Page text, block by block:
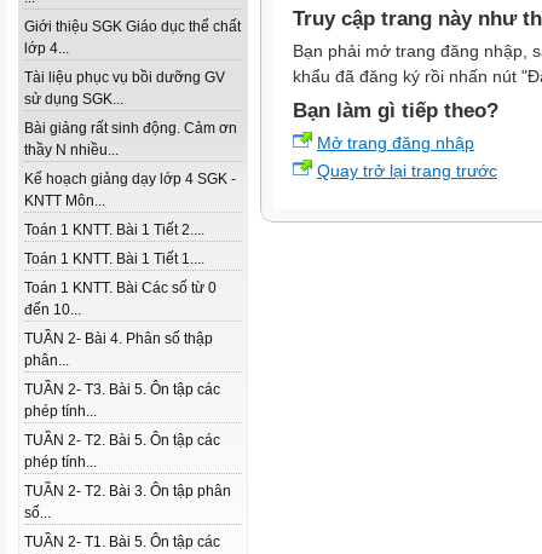
Giới thiệu SGK Giáo dục thể chất
lớp 4...
Tài liệu phục vụ bồi dưỡng GV
sử dụng SGK...
Bài giảng rất sinh động. Cảm ơn
thầy N nhiều...
Kế hoạch giảng dạy lớp 4 SGK -
KNTT Môn...
Toán 1 KNTT. Bài 1 Tiết 2....
Toán 1 KNTT. Bài 1 Tiết 1....
Toán 1 KNTT. Bài Các số từ 0
đến 10...
TUẦN 2- Bài 4. Phân số thập
phân...
TUẦN 2- T3. Bài 5. Ôn tập các
phép tính...
TUẦN 2- T2. Bài 5. Ôn tập các
phép tính...
TUẦN 2- T2. Bài 3. Ôn tập phân
số...
TUẦN 2- T1. Bài 5. Ôn tập các
Truy cập trang này như
Bạn phải mở trang đăng nhập,
khẩu đã đăng ký rồi nhấn nút
Bạn làm gì tiếp theo?
Mở trang đăng nhập
Quay trở lại trang trước